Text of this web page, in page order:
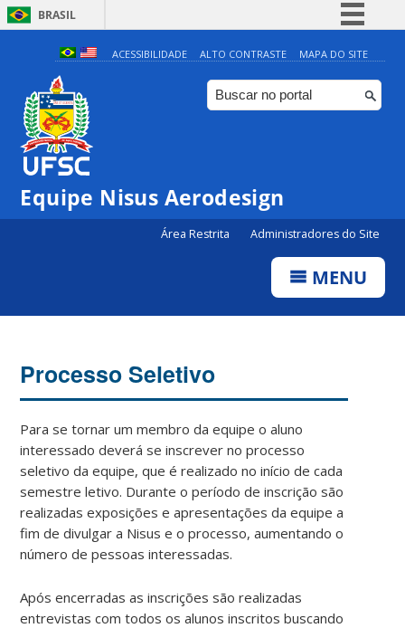
BRASIL
Simplifique!
Comunica BR
Participe
Canais
ACESSIBILIDADE ALTO CONTRASTE MAPA DO SITE
Equipe Nisus Aerodesign
Área Restrita Administradores do Site
MENU
Processo Seletivo
Para se tornar um membro da equipe o aluno
interessado deverá se inscrever no processo
seletivo da equipe, que é realizado no início de cada
semestre letivo. Durante o período de inscrição são
realizadas exposições e apresentações da equipe a
fim de divulgar a Nisus e o processo, aumentando o
número de pessoas interessadas.
Após encerradas as inscrições são realizadas
entrevistas com todos os alunos inscritos buscando